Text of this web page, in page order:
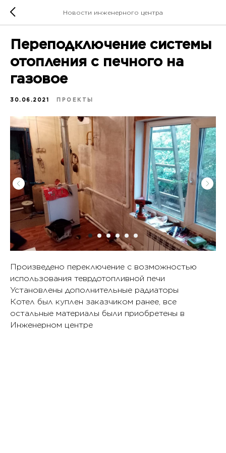
Новости инженерного центра
Переподключение системы
отопления с печного на
газовое
30.06.2021 ПРОЕКТЫ
Произведено переключение с возможностью
использования теврдотопливной печи
Установлены дополнительные радиаторы
Котел был куплен заказчиком ранее, все
остальные материалы были приобретены в
Инженерном центре